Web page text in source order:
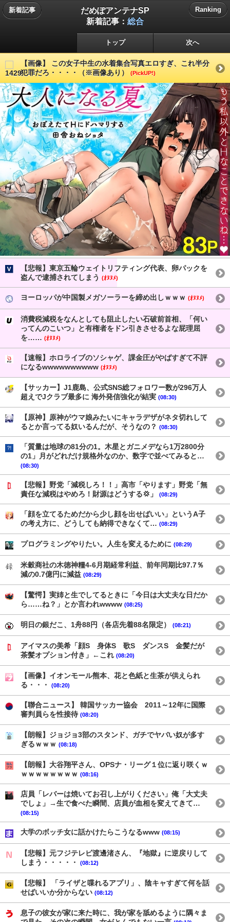
新着記事
だめぽアンテナSP
新着記事： 総合
Ranking
トップ 次へ
【画像】 この女子中生の水着集合写真エロすぎ、これ半分
犯罪だろ・・・・（※画像あり）
(PickUP!)
【悲報】東京五輪ウェイトリフティング代表、卵パックを
盗んで逮捕されてしまう (ｵﾇﾇﾒ)
ヨーロッパが中国製メガソーラーを締め出しｗｗｗ (ｵﾇﾇﾒ)
消費税減税をなんとしても阻止したい石破前首相、「何い
ってんのこいつ」と有権者をドン引きさせるよな屁理屈
を…… (ｵﾇﾇﾒ)
【速報】ホロライブのソシャゲ、課金圧がやばすぎて不評
になるwwwwwwwwww (ｵﾇﾇﾒ)
【サッカー】J1鹿島、公式SNS総フォロワー数が296万人
超えでJクラブ最多に 海外発信強化が結実 (08:30)
【原神】原神がウマ娘みたいにキャラデザがネタ切れして
るとか言ってる奴いるんだが、そうなの？ (08:30)
「質量は地球の81分の1。木星とガニメデなら1万2800分
の1」月がどれだけ規格外なのか、数字で並べてみると…
(08:30)
【悲報】野党「減税しろ！！」高市「やります」野党「無
責任な減税はやめろ！財源はどうする💢」
(08:29)
「顔を立てるためだから少し顔を出せばいい」というA子
の考え方に、どうしても納得できなくて… (08:29)
プログラミングやりたい。人生を変えるために (08:29)
米穀商社の木徳神糧4-6月期経常利益、前年同期比97.7％
減の0.7億円に減益 (08:29)
【驚愕】実姉と生でしてるときに「今日は大丈夫な日だか
ら……ね？」とか言われwwww (08:25)
明日の銀だこ、1舟88円（各店先着88名限定） (08:21)
アイマスの美希「顔S 身体S 歌S ダンスS 金髪だが
茶髪オプション付き」←これ (08:20)
【画像】イオンモール熊本、花と色紙と生茶が供えられ
る・・・
(08:20)
【聯合ニュース】 韓国サッカー協会 2011～12年に国際
審判員らを性接待 (08:20)
【朗報】ジョジョ3部のスタンド、ガチでヤバい奴が多す
ぎるｗｗｗ (08:18)
【朗報】大谷翔平さん、OPSナ・リーグ１位に返り咲くｗ
ｗｗｗｗｗｗｗｗ (08:16)
店員「レバーは焼いてお召し上がりください」俺「大丈夫
でしょ」→生で食べた瞬間、店員が血相を変えてきて…
(08:15)
大学のボッチ女に話かけたらこうなるwww (08:15)
【悲報】元フジテレビ渡邊渚さん、『地獄』に逆戻りして
しまう・・・・・
(08:12)
【悲報】 「ライザと喋れるアプリ」、陰キャすぎて何を話
せばいいか分からない (08:12)
息子の彼女が家に来た時に、我が家を舐めるように隅々ま